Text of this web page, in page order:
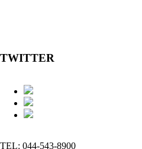
TWITTER
TEL: 044-543-8900